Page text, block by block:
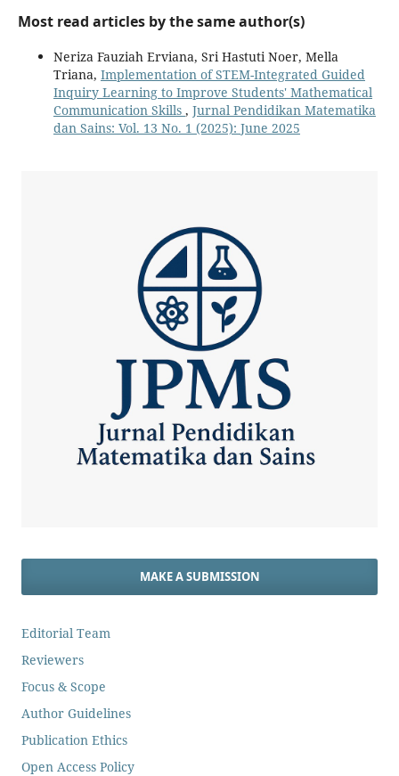
Most read articles by the same author(s)
Neriza Fauziah Erviana, Sri Hastuti Noer, Mella
Triana, Implementation of STEM-Integrated Guided
Inquiry Learning to Improve Students' Mathematical
Communication Skills , Jurnal Pendidikan Matematika
dan Sains: Vol. 13 No. 1 (2025): June 2025
MAKE A SUBMISSION
Editorial Team
Reviewers
Focus & Scope
Author Guidelines
Publication Ethics
Open Access Policy